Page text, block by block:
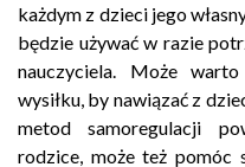
każdym z dzieci jego
będzie używać w razie
nauczyciela. Może
wysiłku, by nawiązać z
metod samoregulacji
rodzice, może też pomóc